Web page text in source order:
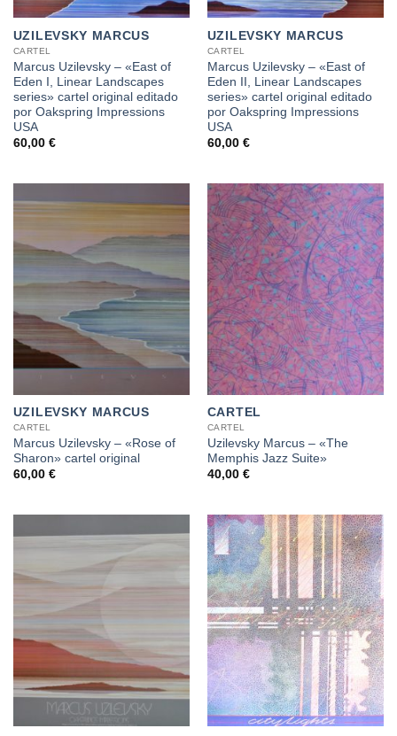
UZILEVSKY MARCUS
CARTEL
Marcus Uzilevsky – «East of
Eden I, Linear Landscapes
series» cartel original editado
por Oakspring Impressions
USA
60,00 €
UZILEVSKY MARCUS
CARTEL
Marcus Uzilevsky – «East of
Eden II, Linear Landscapes
series» cartel original editado
por Oakspring Impressions
USA
60,00 €
UZILEVSKY MARCUS
CARTEL
Marcus Uzilevsky – «Rose of
Sharon» cartel original
60,00 €
CARTEL
CARTEL
Uzilevsky Marcus – «The
Memphis Jazz Suite»
40,00 €